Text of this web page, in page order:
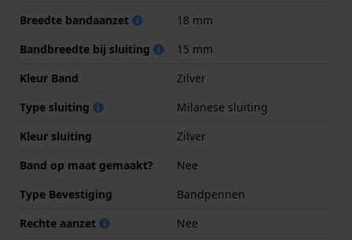
Breedte bandaanzet
18 mm
Bandbreedte bij sluiting
15 mm
Kleur Band
Zilver
Type sluiting
Milanese sluiting
Kleur sluiting
Zilver
Band op maat gemaakt?
Nee
Type Bevestiging
Bandpennen
Rechte aanzet
Nee